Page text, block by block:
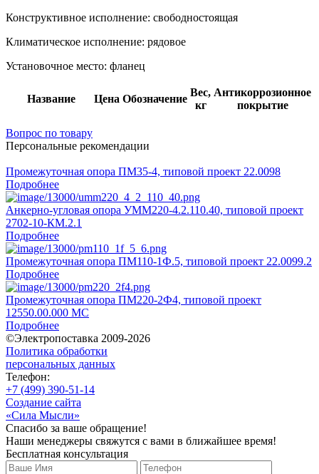
Конструктивное исполнение: свободностоящая
Климатическое исполнение: рядовое
Установочное место: фланец
Название Цена Обозначение
Вес,
кг
Антикоррозионное
покрытие
Вопрос по товару
Персональные рекомендации
Промежуточная опора ПМ35-4, типовой проект 22.0098
Подробнее
Анкерно-угловая опора УММ220-4.2.110.40, типовой проект
2702-10-КМ.2.1
Подробнее
Промежуточная опора ПМ110-1Ф.5, типовой проект 22.0099.2
Подробнее
Промежуточная опора ПМ220-2Ф4, типовой проект
12550.00.000 МС
Подробнее
©Электропоставка 2009-2026
Политика обработки
персональных данных
Телефон:
+7 (499) 390-51-14
Создание сайта
«Сила Мысли»
Спасибо за ваше обращение!
Наши менеджеры свяжутся с вами в ближайшее время!
Бесплатная консультация